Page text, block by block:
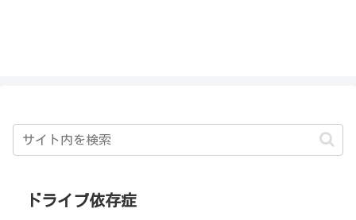
ドライブ依存症